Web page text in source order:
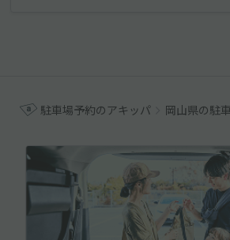
駐車場予約のアキッパ 岡山県の駐